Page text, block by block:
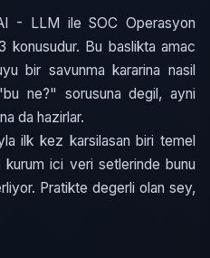
- LLM ile SOC Operasyon
konusudur. Bu baslikta amac
bir savunma kararina nasil
ne?" sorusuna degil, ayni
da hazirlar.
ilk kez karsilasan biri temel
ici veri setlerinde bunu
Pratikte degerli olan sey,